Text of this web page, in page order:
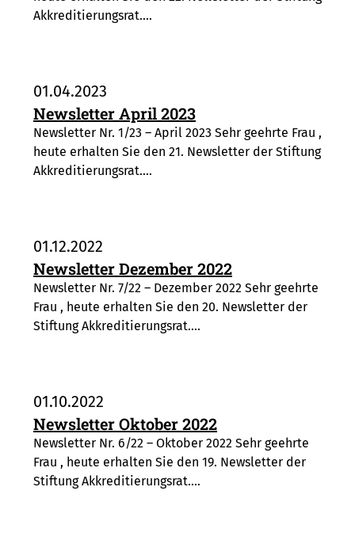
Akkreditierungsrat.…
01.04.2023
Newsletter April 2023
Newsletter Nr. 1/23 – April 2023 Sehr geehrte Frau ,
heute erhalten Sie den 21. Newsletter der Stiftung
Akkreditierungsrat.…
01.12.2022
Newsletter Dezember 2022
Newsletter Nr. 7/22 – Dezember 2022 Sehr geehrte
Frau , heute erhalten Sie den 20. Newsletter der
Stiftung Akkreditierungsrat.…
01.10.2022
Newsletter Oktober 2022
Newsletter Nr. 6/22 – Oktober 2022 Sehr geehrte
Frau , heute erhalten Sie den 19. Newsletter der
Stiftung Akkreditierungsrat.…